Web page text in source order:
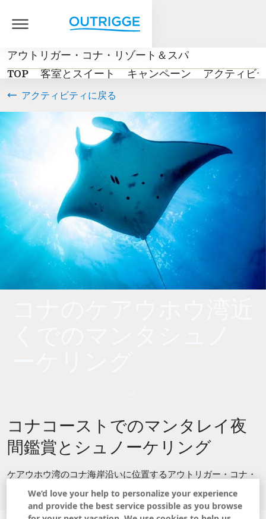
アウトリガー・コナ・リゾート＆スパ
TOP
客室とスイート キャンペーン アクティビ
アクティビティに戻る
コナコーストでのマンタレイ夜
間鑑賞とシュノーケリング
ケアウホウ湾のコナ海岸沿いに位置するアウトリガー・コナ・
リゾート＆スパは、世界で最も有名なマンタレイシュノーケリ
ング体験の1つへのアクセスを提供しています。
We’d love your help to personalize your experience
and provide the best service possible as you browse